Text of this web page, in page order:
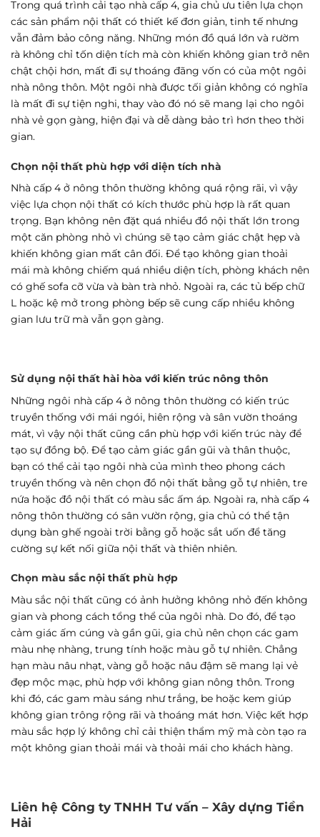
Trong quá trình cải tạo nhà cấp 4, gia chủ ưu tiên lựa chọn
các sản phẩm nội thất có thiết kế đơn giản, tinh tế nhưng
vẫn đảm bảo công năng. Những món đồ quá lớn và rườm
rà không chỉ tốn diện tích mà còn khiến không gian trở nên
chật chội hơn, mất đi sự thoáng đãng vốn có của một ngôi
nhà nông thôn. Một ngôi nhà được tối giản không có nghĩa
là mất đi sự tiện nghi, thay vào đó nó sẽ mang lại cho ngôi
nhà vẻ gọn gàng, hiện đại và dễ dàng bảo trì hơn theo thời
gian.
Chọn nội thất phù hợp với diện tích nhà
Nhà cấp 4 ở nông thôn thường không quá rộng rãi, vì vậy
việc lựa chọn nội thất có kích thước phù hợp là rất quan
trọng. Bạn không nên đặt quá nhiều đồ nội thất lớn trong
một căn phòng nhỏ vì chúng sẽ tạo cảm giác chật hẹp và
khiến không gian mất cân đối. Để tạo không gian thoải
mái mà không chiếm quá nhiều diện tích, phòng khách nên
có ghế sofa cỡ vừa và bàn trà nhỏ. Ngoài ra, các tủ bếp chữ
L hoặc kệ mở trong phòng bếp sẽ cung cấp nhiều không
gian lưu trữ mà vẫn gọn gàng.
Sử dụng nội thất hài hòa với kiến trúc nông thôn
Những ngôi nhà cấp 4 ở nông thôn thường có kiến trúc
truyền thống với mái ngói, hiên rộng và sân vườn thoáng
mát, vì vậy nội thất cũng cần phù hợp với kiến trúc này để
tạo sự đồng bộ. Để tạo cảm giác gần gũi và thân thuộc,
bạn có thể cải tạo ngôi nhà của mình theo phong cách
truyền thống và nên chọn đồ nội thất bằng gỗ tự nhiên, tre
nứa hoặc đồ nội thất có màu sắc ấm áp. Ngoài ra, nhà cấp 4
nông thôn thường có sân vườn rộng, gia chủ có thể tận
dụng bàn ghế ngoài trời bằng gỗ hoặc sắt uốn để tăng
cường sự kết nối giữa nội thất và thiên nhiên.
Chọn màu sắc nội thất phù hợp
Màu sắc nội thất cũng có ảnh hưởng không nhỏ đến không
gian và phong cách tổng thể của ngôi nhà. Do đó, để tạo
cảm giác ấm cúng và gần gũi, gia chủ nên chọn các gam
màu nhẹ nhàng, trung tính hoặc màu gỗ tự nhiên. Chẳng
hạn màu nâu nhạt, vàng gỗ hoặc nâu đậm sẽ mang lại vẻ
đẹp mộc mạc, phù hợp với không gian nông thôn. Trong
khi đó, các gam màu sáng như trắng, be hoặc kem giúp
không gian trông rộng rãi và thoáng mát hơn. Việc kết hợp
màu sắc hợp lý không chỉ cải thiện thẩm mỹ mà còn tạo ra
một không gian thoải mái và thoải mái cho khách hàng.
Liên hệ Công ty TNHH Tư vấn – Xây dựng Tiền
Hải